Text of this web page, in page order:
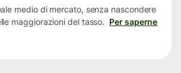
medio di mercato, senza nascondere
maggiorazioni del tasso. Per saperne